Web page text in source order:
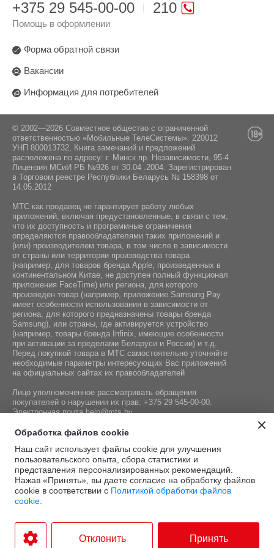
Xiaomi Earbuds
Redmi Buds 6
Особенности :
быстрое сопряжение Google Fast Pair
Комплектация:
Сменные амбушюры
IPX4
до 36 часов
Емкость аккумулятора:
57 mAh
USB Type-C
Совместимость:
функционал может отличаться в зависимости
версий операционных систем
Производитель:
8/F, Tower 5, Cheung Sha Wan Plaza 833 Cheung
Sha Wan Road Kl.
ООО "ЭлкоТелеком", 220090 г. Минск,
210
+375 29 545-00-00
Помощь в оформлении
Форма обратной связи
Вакансии
Информация для потребителей
© 2002—2026 Совместное общество с ограниченной
ответственностью «Мобильные ТелеСистемы». 220012
УНП 800013732, Книга замечаний и предложений
расположена по адресу: г. Минск пр. Независимости, 95-4
Лицензия МСиИ РБ №926 от 30.04 .2004. Зарегистрирован
в Торговом реестре Республики Беларусь № 158398 от
14.05.2012
МТС как продавец не гарантирует работу любых
приложений, включая предустановленные, в связи с тем,
что их доступность и программные ограничения
определяются правообладателями таких приложений и
(или) производителем товара, в том числе в зависимости
от страны или территории производства товара
(например, для товаров бренда Apple, произведенных в
континентальном Китае, не доступен полный функционал
приложения FaceTime) или региона, для которого
произведен товар (например, приложение Samsung Pay
имеет особенности использования в зависимости от
региона, для которого предназначены товары бренда
Samsung), или страны, где активируется устройство
(например, товары бренда Infiniх, имеющие особенности
при активации за пределами Беларуси и России) и т.д.
Перед покупкой товара в МТС самостоятельно уточняйте
необходимые параметры интересующих Вас приложений
на официальных сайтах их правообладателей
Лицо уполномоченное рассматривать обращения
покупателей о нарушении их прав: +375 29 545-00-00.
Электронная почтаhelp@mts.by
Номер телефона работников местных исполнительных и
регистрации СООО «Мобильные ТелеСистемы»,
уполномоченных рассматривать обращения покупателей:
+375 17 215-14-65
reCAPTCHA, а также
применяются
конфиденциальности
Google
Условия
Обработка файлов cookie
Наш сайт использует файлы cookie для улучшения
пользовательского опыта, сбора статистики и
представления персонализированных рекомендаций.
Нажав «Принять», вы даете согласие на обработку файлов
cookie в соответствии с Политикой обработки файлов
cookie.
Отклонить Принять